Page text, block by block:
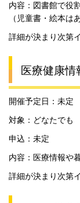
内容：図書館で役
（児童書・絵本は
詳細が決まり次第
医療健康情
開催予定日：未定
対象：どなたでも
申込：未定
内容：医療情報や
詳細が決まり次第